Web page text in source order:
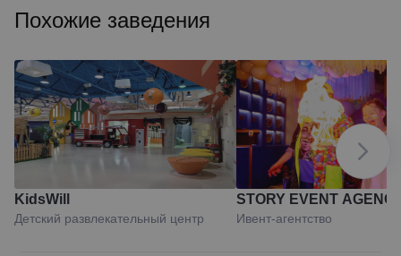
Похожие заведения
KidsWill
Детский развлекательный центр
STORY EVENT
Ивент-агентство